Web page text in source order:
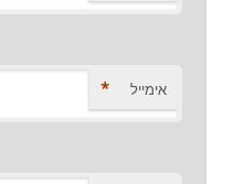
אימייל *